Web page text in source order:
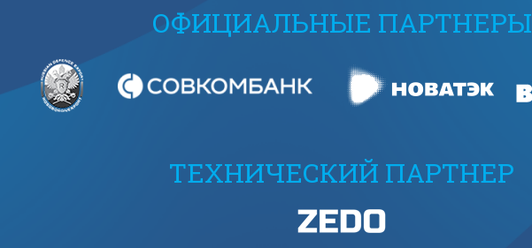
ОФИЦИАЛЬНЫЕ ПАРТНЕРЫ
ТЕХНИЧЕСКИЙ ПАРТНЕР